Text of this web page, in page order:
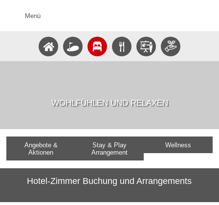
Menü
WOHLFÜHLEN UND RELAXEN
Angebote &
Aktionen
Stay & Play
Arrangement
Wellness
Hotel-Zimmer Buchung und Arrangements